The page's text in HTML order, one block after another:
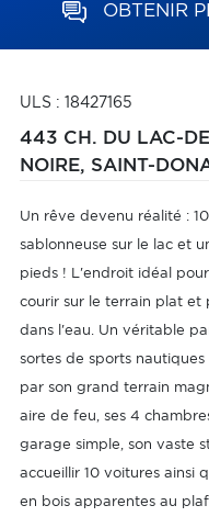
OBTENIR
ULS : 18427165
443 CH. DU LAC-
NOIRE, SAINT-
Un rêve devenu réalité :
sablonneuse sur le lac et
pieds ! L'endroit idéal
courir sur le terrain plat
dans l'eau. Un véritable
sortes de sports
par son grand terrain
aire de feu, ses 4
garage simple, son vaste
accueillir 10 voitures ainsi
en bois apparentes au